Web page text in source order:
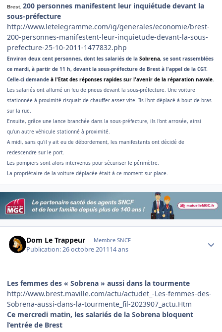
Brest. 200 personnes manifestent leur inquiétude devant la
sous-préfecture
http://www.letelegramme.com/ig/generales/economie/brest-
200-personnes-manifestent-leur-inquietude-devant-la-sous-
prefecture-25-10-2011-1477832.php
Environ deux cent personnes, dont les salariés de la Sobrena, se sont rassemblées
ce mardi, à partir de 11 h, devant la sous-préfecture de Brest à l'appel de la CGT.
Celle-ci demande à l'Etat des réponses rapides sur l'avenir de la réparation navale.
Les salariés ont allumé un feu de pneus devant la sous-préfecture. Une voiture
stationnée à proximité risquait de chauffer assez vite. Ils l'ont déplacé à bout de bras
sur la rue.
Ensuite, grâce une lance branchée dans la sous-préfecture, ils l'ont arrosée, ainsi
qu'un autre véhicule stationné à proximité.
A midi, sans qu'il y ait eu de débordement, les manifestants ont décidé de
redescendre sur le port.
Les pompiers sont alors intervenus pour sécuriser le périmètre.
La propriétaire de la voiture déplacée était à ce moment sur place.
Dom Le Trappeur Membre SNCF
Publication:26 octobre 201114 ans
Les femmes des « Sobrena » aussi dans la tourmente
http://www.brest.maville.com/actu/actudet_-Les-femmes-des-
Sobrena-aussi-dans-la-tourmente_fil-2023907_actu.Htm
Ce mercredi matin, les salariés de la Sobrena bloquent
l’entrée de Brest